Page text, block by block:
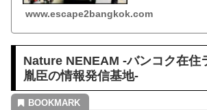
www.escape2bangkok.com
Nature NENEAM -バンコク在住
胤臣の情報発信基地-